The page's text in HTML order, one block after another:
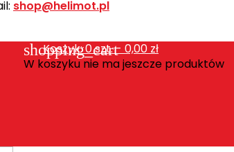
shop@helimot.pl
shopping_cart
Koszyk:0szt. - 0,00 zł
W koszyku nie ma jeszcze produktów